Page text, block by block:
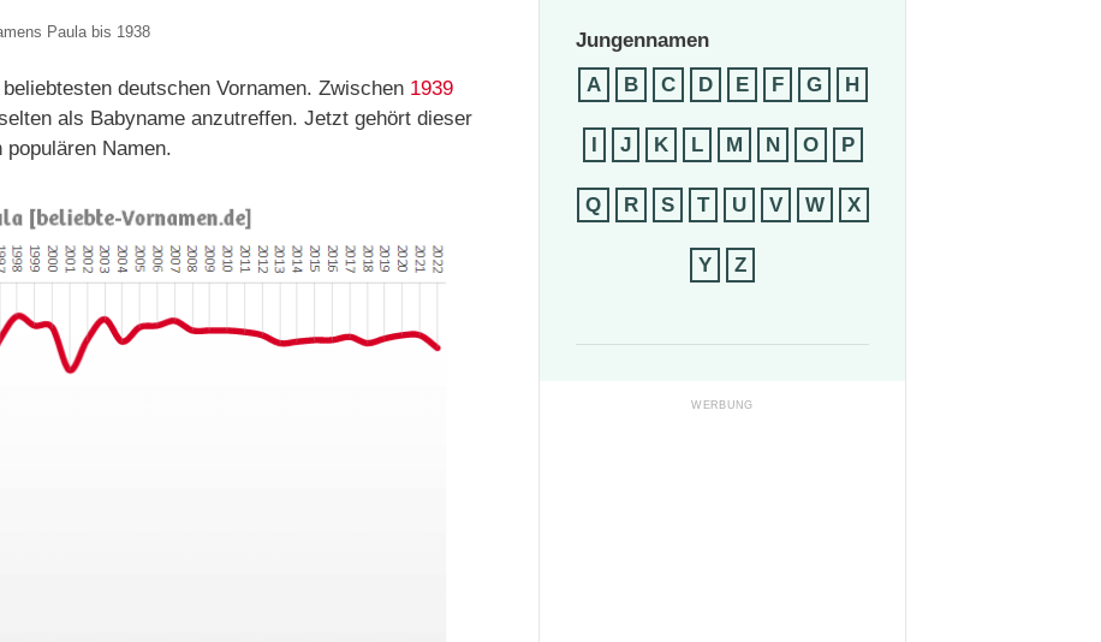
Paula bis 1938
deutschen Vornamen. Zwischen 1939
als Babyname anzutreffen. Jetzt gehört dieser
populären Namen.
Jungennamen
A
B C D E F G H
I J K L M N O P
Q R S T U V W X
Y Z